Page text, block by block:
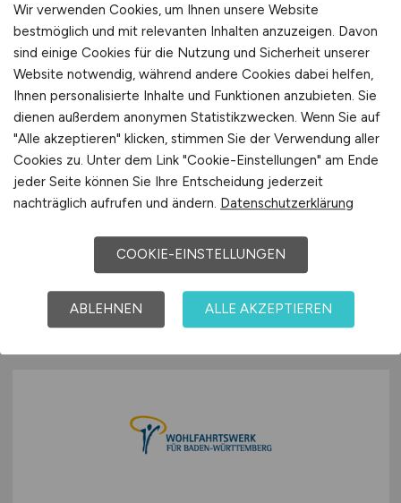
Ärztliche Leitung - Facharzt
(m/w/d)für Dermatologie -
Praxis Hersbruck
KIRINUS Health GmbH
Hersbruck
Wir verwenden Cookies, um Ihnen unsere Website
bestmöglich und mit relevanten Inhalten anzuzeigen. Davon
sind einige Cookies für die Nutzung und Sicherheit unserer
Website notwendig, während andere Cookies dabei helfen,
Ihnen personalisierte Inhalte und Funktionen anzubieten. Sie
dienen außerdem anonymen Statistikzwecken. Wenn Sie auf
"Alle akzeptieren" klicken, stimmen Sie der Verwendung aller
Cookies zu. Unter dem Link "Cookie-Einstellungen" am Ende
jeder Seite können Sie Ihre Entscheidung jederzeit
nachträglich aufrufen und ändern. Datenschutzerklärung
COOKIE-EINSTELLUNGEN
ABLEHNEN ALLE AKZEPTIEREN